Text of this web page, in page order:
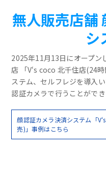
無人販売店舗
シ
2025年11月13日にオープン
店 「V‘s coco 北千住店(24
ステム、セルフレジを導入
認証カメラで行うことができ
顔認証カメラ決済システム「
売)」事例はこちら